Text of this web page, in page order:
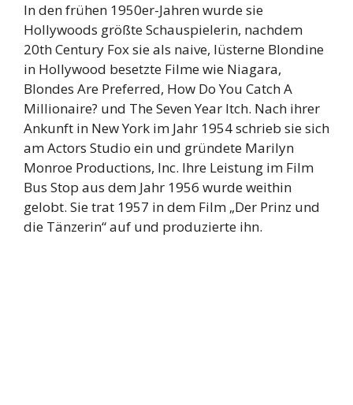
In den frühen 1950er-Jahren wurde sie
Hollywoods größte Schauspielerin, nachdem
20th Century Fox sie als naive, lüsterne Blondine
in Hollywood besetzte Filme wie Niagara,
Blondes Are Preferred, How Do You Catch A
Millionaire? und The Seven Year Itch. Nach ihrer
Ankunft in New York im Jahr 1954 schrieb sie sich
am Actors Studio ein und gründete Marilyn
Monroe Productions, Inc. Ihre Leistung im Film
Bus Stop aus dem Jahr 1956 wurde weithin
gelobt. Sie trat 1957 in dem Film „Der Prinz und
die Tänzerin“ auf und produzierte ihn.